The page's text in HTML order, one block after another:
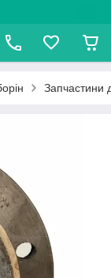
Запчастини